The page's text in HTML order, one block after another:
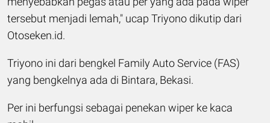
tersebut menjadi lemah," ucap Triyono dikutip dari
Otoseken.id.
Triyono ini dari bengkel Family Auto Service (FAS)
yang bengkelnya ada di Bintara, Bekasi.
Per ini berfungsi sebagai penekan wiper ke kaca